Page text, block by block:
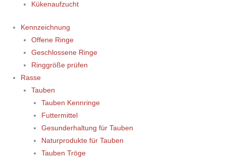
Kükenaufzucht
Kennzeichnung
Offene Ringe
Geschlossene Ringe
Ringgröße prüfen
Rasse
Tauben
Tauben Kennringe
Futtermittel
Gesunderhaltung für Tauben
Naturprodukte für Tauben
Tauben Tröge